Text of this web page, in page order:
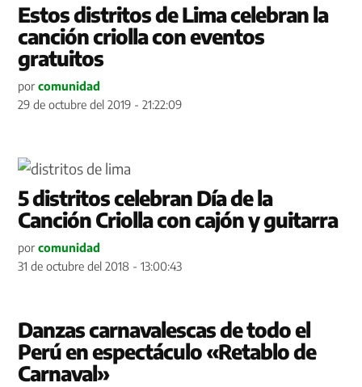
Estos distritos de Lima celebran la
canción criolla con eventos
gratuitos
por comunidad
29 de octubre del 2019 - 21:22:09
5 distritos celebran Día de la
Canción Criolla con cajón y guitarra
por comunidad
31 de octubre del 2018 - 13:00:43
Danzas carnavalescas de todo el
Perú en espectáculo «Retablo de
Carnaval»